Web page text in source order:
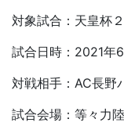
対象試合：天皇杯
試合日時：2021年
対戦相手：AC長野
試合会場：等々力